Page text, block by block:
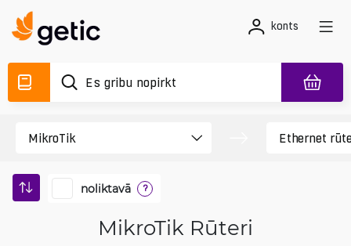
konts
noliktavā ?
MikroTik Rūteri